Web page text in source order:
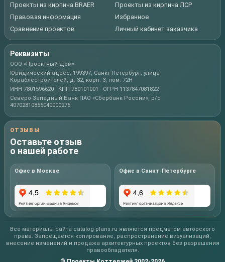
Проекты из кирпича BRAER
Проекты из кирпича ЛСР
Правовая информация
Избранное
Сравнение проектов
Личный кабинет заказчика
Реквизиты
ООО «Проектный Дом»
Юридический адрес: 199397, Санкт-Петербург, улица
Кораблестроителей, д. 32, корп. 3, пом. 72Н
ИНН 7801596620 · КПП 780101001 · ОГРН 1137847081822
Северо-Западный Банк ПАО «Сбербанк России», р/с
40702810855040000275
ОТЗЫВЫ
Оставьте отзыв
о нашей работе
Офис в Москве Офис в Санкт-Петербурге
Все материалы сайта catalog-plans.ru являются предметом авторского
права. Запрещается копирование, распространение визуализаций,
внесение изменений и продажа архитектурных проектов без разрешения
правообладателя.